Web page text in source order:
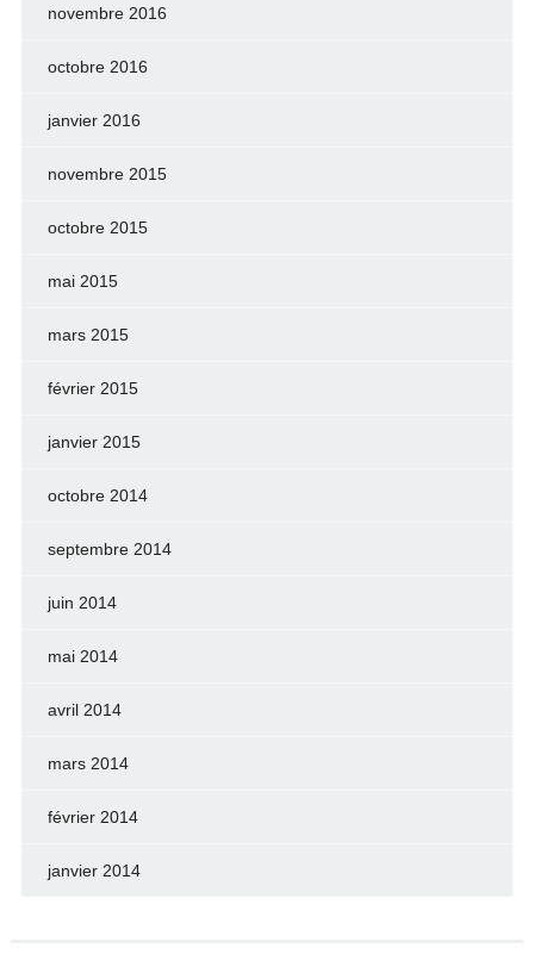
novembre 2016
octobre 2016
janvier 2016
novembre 2015
octobre 2015
mai 2015
mars 2015
février 2015
janvier 2015
octobre 2014
septembre 2014
juin 2014
mai 2014
avril 2014
mars 2014
février 2014
janvier 2014